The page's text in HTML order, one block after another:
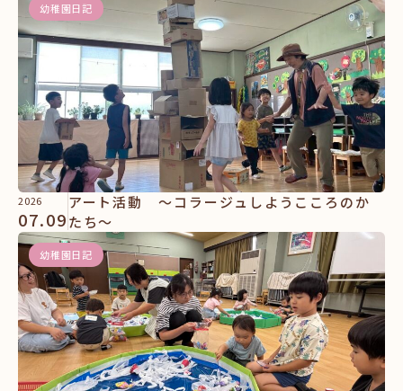
幼稚園日記
2026
07.09
アート活動 ～コラージュしようこころのか
たち～
幼稚園日記